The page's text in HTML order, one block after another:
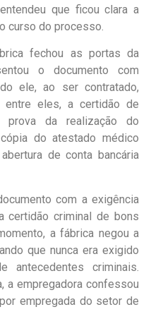
que ficou clara a
curso do processo.
fechou as portas da
o documento com
ele, ao ser contratado,
entre eles, a certidão de
prova da realização do
do atestado médico
de conta bancária
com a exigência
certidão criminal de bons
a fábrica negou a
que nunca era exigido
criminais.
a empregadora confessou
empregada do setor de